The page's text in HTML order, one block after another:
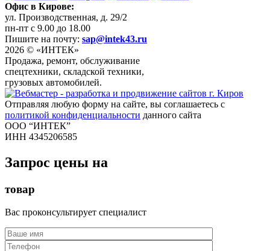
Офис в Кирове:
ул. Производственная, д. 29/2
пн-пт с 9.00 до 18.00
Пишите на почту: sap@intek43.ru
2026 © «ИНТЕК»
Продажа, ремонт, обслуживание
спецтехники, складской техники,
грузовых автомобилей.
Отправляя любую форму на сайте, вы соглашаетесь с
политикой конфиденциальности данного сайта
ООО “ИНТЕК”
ИНН 4345206585
Запрос цены на
товар
Вас проконсультирует специалист